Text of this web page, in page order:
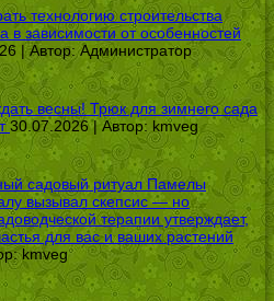
технологию строительства
в зависимости от особенностей
| Автор:Администратор
весны! Трюк для зимнего сада
30.07.2026 | Автор: kmveg
садовый ритуал Памелы
вызывал скепсис — но
терапии утверждает,
для вас и ваших растений
kmveg